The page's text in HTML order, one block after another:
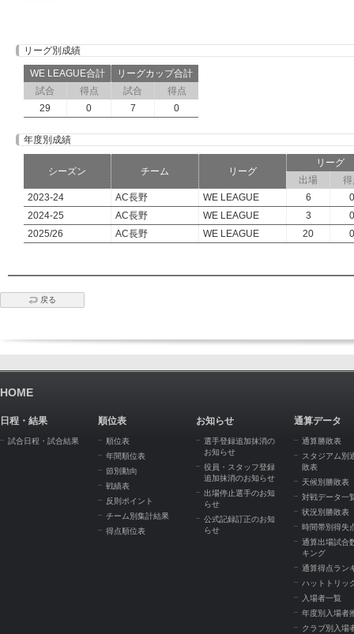
リーグ別成績
WE LEAGUE合計
リーグカップ合計
試合
得点 試合
得点
29
0 7 0
年度別成績
シーズン チーム リーグ
リーグ
出場
得
2023-24
AC長野 WE LEAGUE 6
0
2024-25
AC長野 WE LEAGUE 3
0
2025/26
AC長野 WE LEAGUE 20 0
戻る
HOME
日程・結果
試合日程・試合結果
順位表
順位表
年間順位表
節別動向
戦績表
反則ポイント
チーム別集計結果
得点順位表
お知らせ
選手登録追加抹消の
お知らせ
役員・スタッフ登録
追加抹消のお知らせ
出場停止選手のお知
らせ
公式記録訂正のお知
らせ
通算データ
通算勝敗表
スタジアム別
敗表
天候別勝敗表
対戦データ一
状況別勝敗表
時間帯別得失
通算出場試合
キング
通算得点ラン
ハットトリッ
入場者一覧
年度別入場者
クラブ別入場